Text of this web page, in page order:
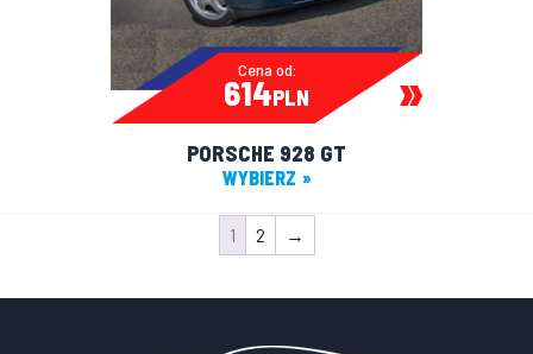
Cena od:
614PLN
PORSCHE 928 GT
WYBIERZ
1 2 →